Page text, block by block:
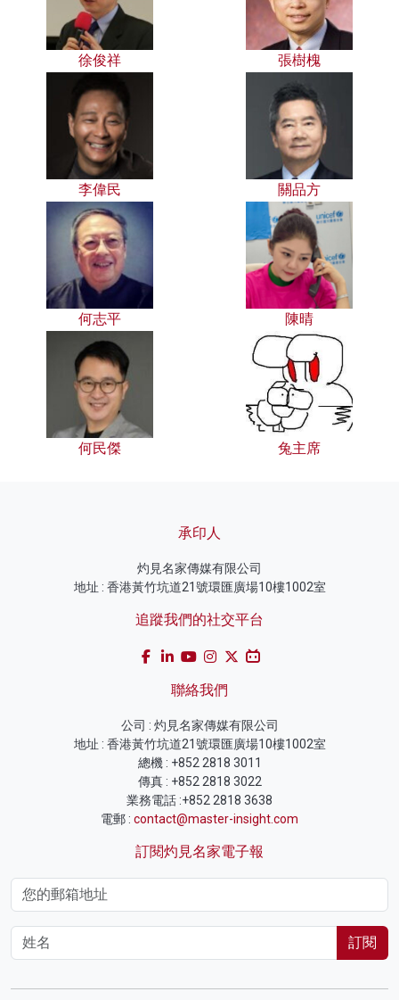
徐俊祥 張樹槐
李偉民 關品方
何志平 陳晴
何民傑 兔主席
承印人
灼見名家傳媒有限公司
地址 : 香港黃竹坑道21號環匯廣場10樓1002室
追蹤我們的社交平台
聯絡我們
公司 : 灼見名家傳媒有限公司
地址 : 香港黃竹坑道21號環匯廣場10樓1002室
總機 : +852 2818 3011
傳真 : +852 2818 3022
業務電話 :+852 2818 3638
電郵 : contact@master-insight.com
訂閱灼見名家電子報
訂閱